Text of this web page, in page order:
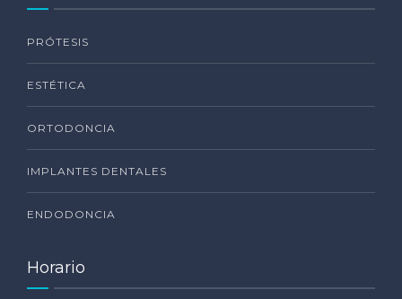
PRÓTESIS
ESTÉTICA
ORTODONCIA
IMPLANTES DENTALES
ENDODONCIA
Horario